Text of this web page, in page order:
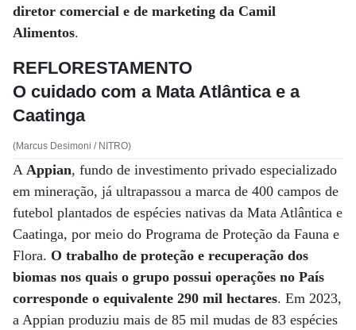
diretor comercial e de marketing da Camil
Alimentos.
REFLORESTAMENTO
O cuidado com a Mata Atlântica e a
Caatinga
(Marcus Desimoni / NITRO)
A Appian, fundo de investimento privado especializado
em mineração, já ultrapassou a marca de 400 campos de
futebol plantados de espécies nativas da Mata Atlântica e
Caatinga, por meio do Programa de Proteção da Fauna e
Flora. O trabalho de proteção e recuperação dos
biomas nos quais o grupo possui operações no País
corresponde o equivalente 290 mil hectares. Em 2023,
a Appian produziu mais de 85 mil mudas de 83 espécies